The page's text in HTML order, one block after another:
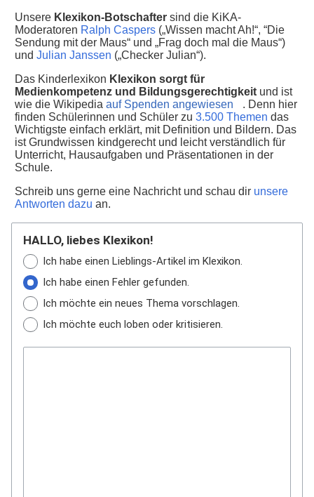
Unsere Klexikon-Botschafter sind die KiKA-
Moderatoren Ralph Caspers („Wissen macht Ah!“, “Die
Sendung mit der Maus“ und „Frag doch mal die Maus“)
und Julian Janssen („Checker Julian“).
Das Kinderlexikon Klexikon sorgt für
Medienkompetenz und Bildungsgerechtigkeit und ist
wie die Wikipedia auf Spenden angewiesen
. Denn hier
finden Schülerinnen und Schüler zu 3.500 Themen das
Wichtigste einfach erklärt, mit Definition und Bildern. Das
ist Grundwissen kindgerecht und leicht verständlich für
Unterricht, Hausaufgaben und Präsentationen in der
Schule.
Schreib uns gerne eine Nachricht und schau dir unsere
Antworten dazu an.
HALLO, liebes Klexikon!
Ich habe einen Lieblings-Artikel im Klexikon.
Ich habe einen Fehler gefunden.
Ich möchte ein neues Thema vorschlagen.
Ich möchte euch loben oder kritisieren.